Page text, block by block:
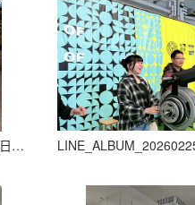
LINE_ALBUM_20260225-20260316日本札幌國際大學來訪短期交流_260303_34